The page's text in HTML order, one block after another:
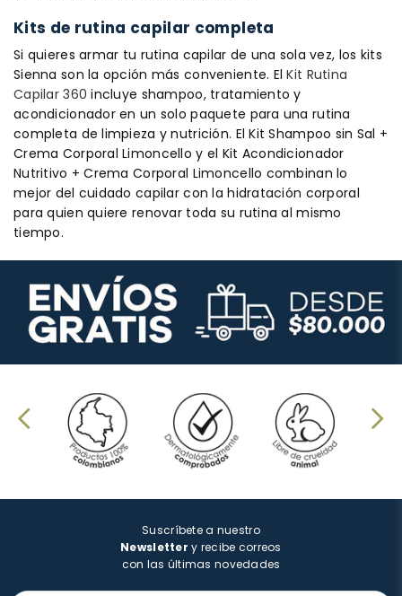
Kits de rutina capilar completa
Si quieres armar tu rutina capilar de una sola vez, los kits
Sienna son la opción más conveniente. ElKit Rutina
Capilar 360 incluye shampoo, tratamiento y
acondicionador en un solo paquete para una rutina
completa de limpieza y nutrición. El Kit Shampoo sin Sal +
Crema Corporal Limoncello y el Kit Acondicionador
Nutritivo + Crema Corporal Limoncello combinan lo
mejor del cuidado capilar con la hidratación corporal
para quien quiere renovar toda su rutina al mismo
tiempo.
Suscríbete a nuestro
Newsletter y recibe correos
con las últimas novedades